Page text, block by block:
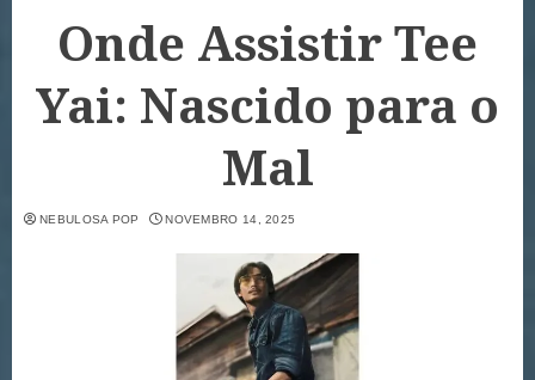
Onde Assistir Tee
Yai: Nascido para o
Mal
NEBULOSA POP NOVEMBRO 14, 2025